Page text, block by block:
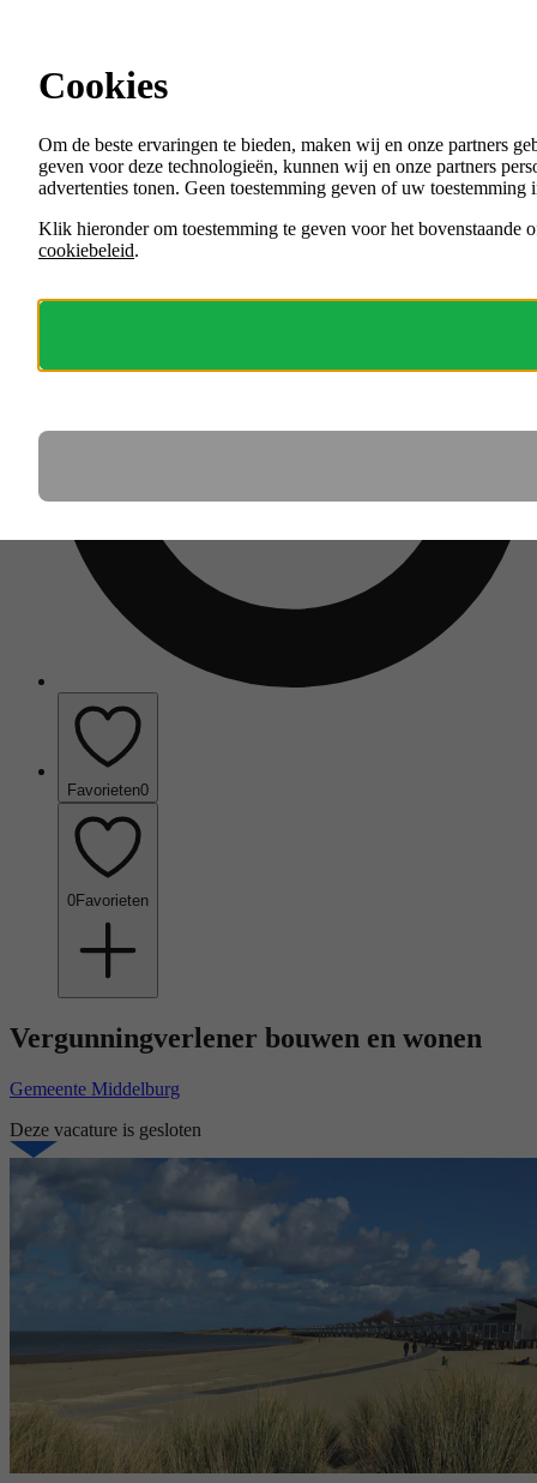
Menu
VACATURES
ORGANISATIES
Favorieten0
0Favorieten
Vergunningverlener bouwen en wonen
Gemeente Middelburg
Deze vacature is gesloten
Cookies
Om de beste ervaringen te bieden, maken wij en onze partners
geven voor deze technologieën, kunnen wij en onze partners
advertenties tonen. Geen toestemming geven of uw
Klik hieronder om toestemming te geven voor het bovenstaande
cookiebeleid.